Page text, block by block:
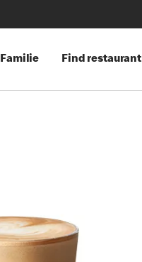
Familie Find restaurant